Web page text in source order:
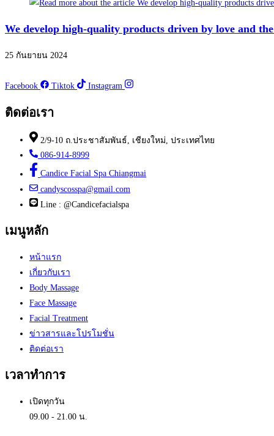
We develop high-quality products driven by love and
25 กันยายน 2024
Facebook Tiktok Instagram
ติดต่อเรา
2/9-10 ถ.ประชาสัมพันธ์, เชียงใหม่, ประเทศไทย
086-914-8999
Candice Facial Spa Chiangmai
candyscosspa@gmail.com
Line : @Candicefacialspa
เมนูหลัก
หน้าแรก
เกี่ยวกับเรา
Body Massage
Face Massage
Facial Treatment
ข่าวสารและโปรโมชั่น
ติดต่อเรา
เวลาทำการ
เปิดทุกวัน
09.00 - 21.00 น.